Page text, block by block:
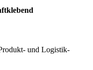
und Logistik-